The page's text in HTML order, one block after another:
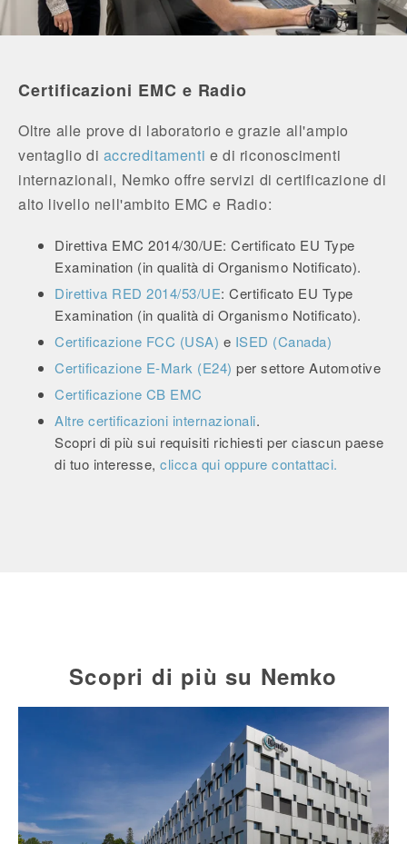
Certificazioni EMC e Radio
Oltre alle prove di laboratorio e grazie all'ampio
ventaglio di accreditamenti e di riconoscimenti
internazionali, Nemko offre servizi di certificazione di
alto livello nell'ambito EMC e Radio:
Direttiva EMC 2014/30/UE: Certificato EU Type
Examination (in qualità di Organismo Notificato).
Direttiva RED 2014/53/UE: Certificato EU Type
Examination (in qualità di Organismo Notificato).
Certificazione FCC (USA) e ISED (Canada)
Certificazione E-Mark (E24) per settore Automotive
Certificazione CB EMC
Altre certificazioni internazionali.
Scopri di più sui requisiti richiesti per ciascun paese
di tuo interesse, clicca qui oppure contattaci.
Scopri di più su Nemko